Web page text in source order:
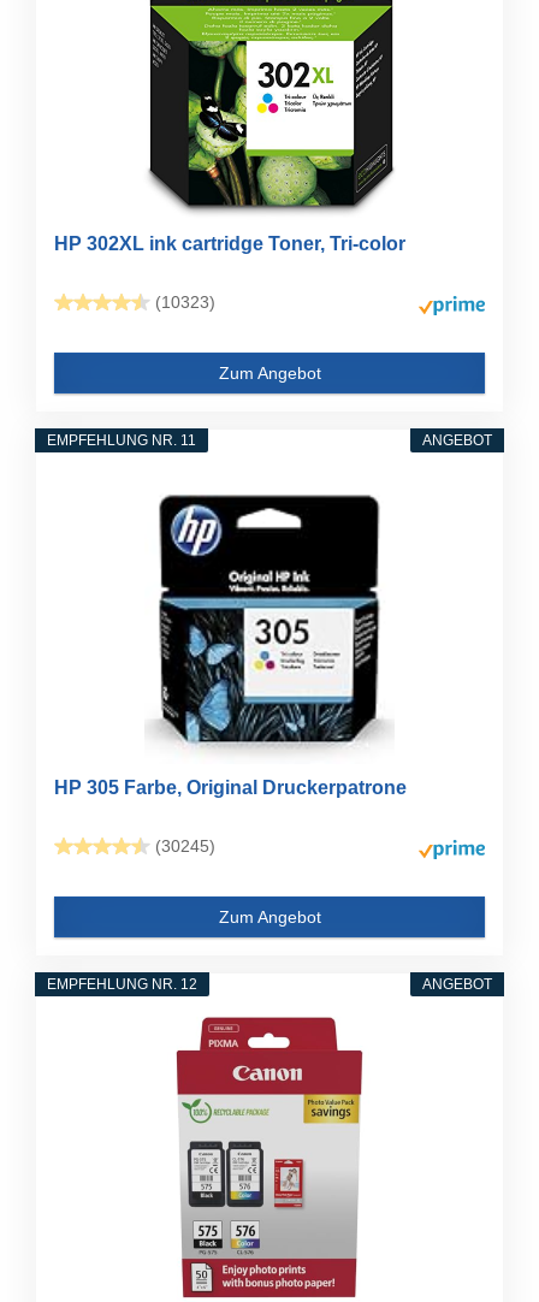
HP 302XL ink cartridge Toner, Tri-color
(10323)
Zum Angebot
ANGEBOT
EMPFEHLUNG NR. 11
HP 305 Farbe, Original Druckerpatrone
(30245)
Zum Angebot
ANGEBOT
EMPFEHLUNG NR. 12